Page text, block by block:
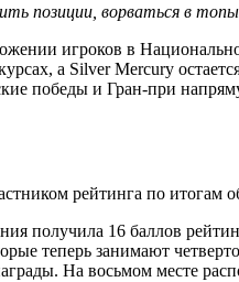
позиции, ворваться в
игроков в
а Silver Mercury
победы и Гран-при
рейтинга по итогам
получила 16 баллов
теперь занимают
На восьмом месте